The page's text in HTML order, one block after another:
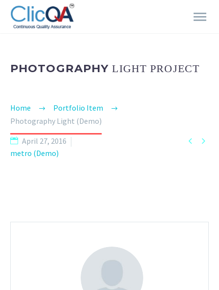
PHOTOGRAPHYLIGHT PROJECT
Home
Portfolio Item
Photography Light (Demo)
 
April 27, 2016
metro (Demo)